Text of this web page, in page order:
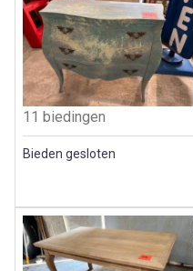
11 biedingen
Bieden gesloten